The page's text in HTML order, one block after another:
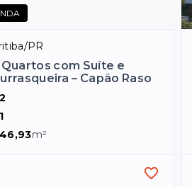
PR
com Suíte e
– Capão Raso
2
1
46,93m²